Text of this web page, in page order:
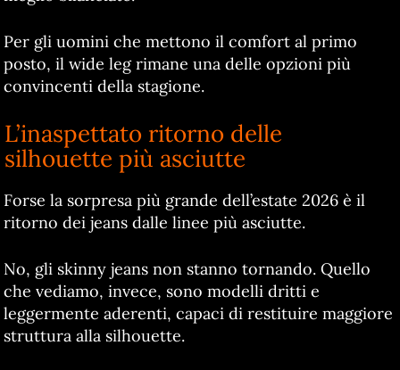
Per gli uomini che mettono il comfort al primo
posto, il wide leg rimane una delle opzioni più
convincenti della stagione.
L’inaspettato ritorno delle
silhouette più asciutte
Forse la sorpresa più grande dell’estate 2026 è il
ritorno dei jeans dalle linee più asciutte.
No, gli skinny jeans non stanno tornando. Quello
che vediamo, invece, sono modelli dritti e
leggermente aderenti, capaci di restituire maggiore
struttura alla silhouette.